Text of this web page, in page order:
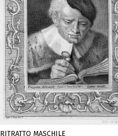
RITRATTO MASCHILE